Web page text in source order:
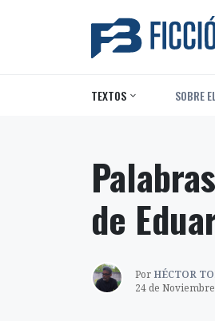
TEXTOS SOBRE
de
Por HÉCTOR
24 de